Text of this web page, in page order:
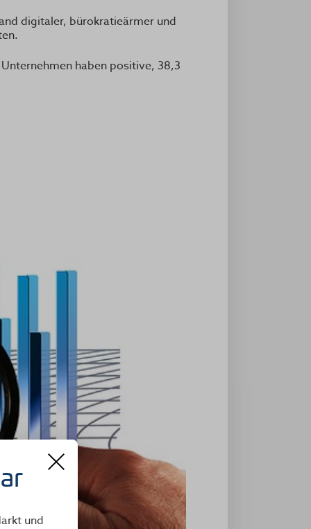
digitaler, bürokratieärmer und
haben positive, 38,3
und